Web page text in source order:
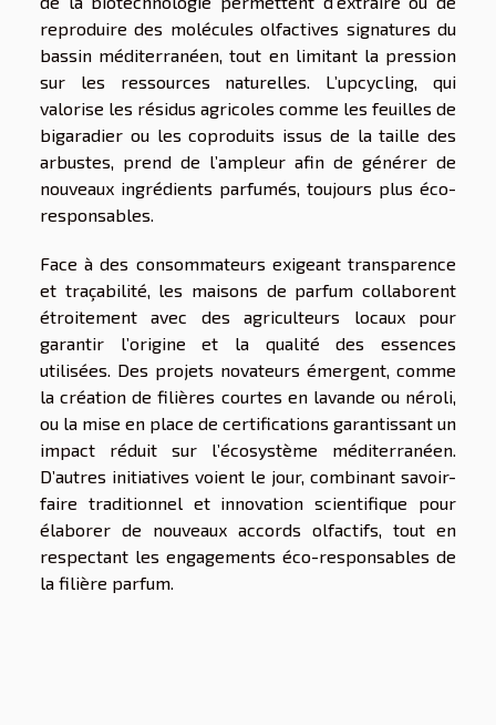
reproduire des molécules olfactives signatures du
bassin méditerranéen, tout en limitant la pression
sur les ressources naturelles. L’upcycling, qui
valorise les résidus agricoles comme les feuilles de
bigaradier ou les coproduits issus de la taille des
arbustes, prend de l’ampleur afin de générer de
nouveaux ingrédients parfumés, toujours plus éco-
responsables.
Face à des consommateurs exigeant transparence
et traçabilité, les maisons de parfum collaborent
étroitement avec des agriculteurs locaux pour
garantir l’origine et la qualité des essences
utilisées. Des projets novateurs émergent, comme
la création de filières courtes en lavande ou néroli,
ou la mise en place de certifications garantissant un
impact réduit sur l’écosystème méditerranéen.
D’autres initiatives voient le jour, combinant savoir-
faire traditionnel et innovation scientifique pour
élaborer de nouveaux accords olfactifs, tout en
respectant les engagements éco-responsables de
la filière parfum.